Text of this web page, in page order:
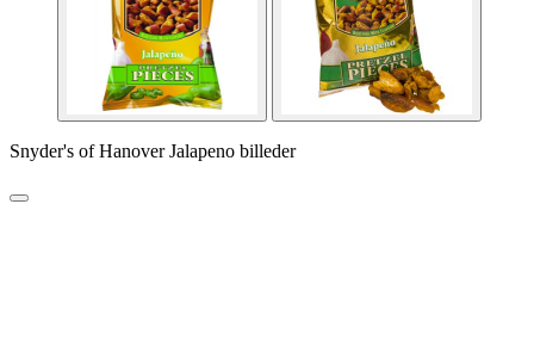
Snyder's of Hanover Jalapeno billeder